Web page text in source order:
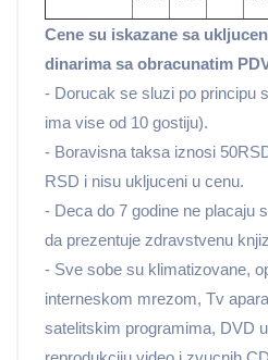
Cene su iskazane sa
dinarima sa obracunatim
- Dorucak se sluzi po principu
ima vise od 10 gostiju).
- Boravisna taksa iznosi
RSD i nisu ukljuceni u cenu.
- Deca do 7 godine ne placaju
da prezentuje zdravstvenu
- Sve sobe su klimatizovane,
interneskom mrezom, Tv
satelitskim programima, DVD